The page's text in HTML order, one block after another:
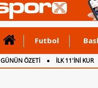
Futbol
GÜNÜN ÖZETİ İLK 11'İNİ KUR
CANLI ANLATIM
İNGİLTERE